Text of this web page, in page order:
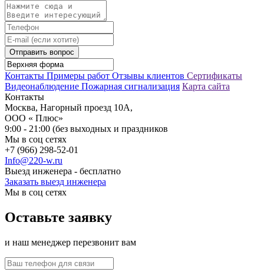
Отправить вопрос
Контакты Примеры работ Отзывы клиентов Сертификаты
Видеонаблюдение Пожарная сигнализация Карта сайта
Контакты
Москва, Нагорный проезд 10А,
ООО « Плюс»
9:00 - 21:00 (без выходных и праздников
Мы в соц сетях
+7 (966) 298-52-01
Info@220-w.ru
Выезд инженера - бесплатно
Заказать выезд инженера
Мы в соц сетях
Оставьте заявку
и наш менеджер перезвонит вам